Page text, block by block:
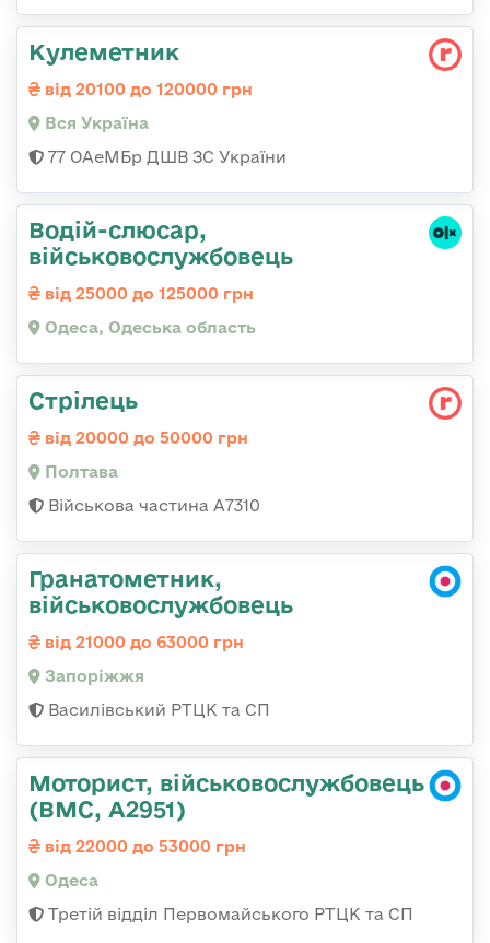
Кулеметник
від 20100 до 120000 грн
Вся Україна
77 ОАеМБр ДШВ ЗС України
Водій-слюсаp,
військовослужбовець
від 25000 до 125000 грн
Одеса, Одеська область
Стрілець
від 20000 до 50000 грн
Полтава
Військова частина А7310
Гранатометник,
військовослужбовець
від 21000 до 63000 грн
Запоріжжя
Василівський РТЦК та СП
Моторист, військовослужбовець
(ВМС, А2951)
від 22000 до 53000 грн
Одеса
Третій відділ Первомайського РТЦК та СП